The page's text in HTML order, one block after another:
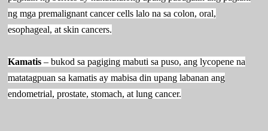
ng mga premalignant cancer cells lalo na sa colon, oral,
esophageal, at skin cancers.
Kamatis– bukod sa pagiging mabuti sa puso, ang lycopene na
matatagpuan sa kamatis ay mabisa din upang labanan ang
endometrial, prostate, stomach, at lung cancer.